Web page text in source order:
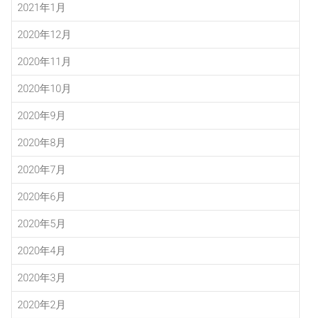
2021年1月
2020年12月
2020年11月
2020年10月
2020年9月
2020年8月
2020年7月
2020年6月
2020年5月
2020年4月
2020年3月
2020年2月